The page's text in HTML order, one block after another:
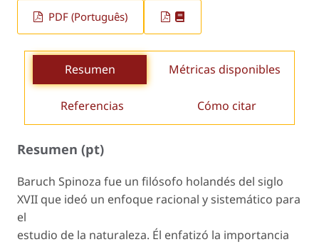
PDF (Português)
Resumen Métricas disponibles
Referencias Cómo citar
Resumen (pt)
Baruch Spinoza fue un filósofo holandés del siglo
XVII que ideó un enfoque racional y sistemático para
el
estudio de la naturaleza. Él enfatizó la importancia